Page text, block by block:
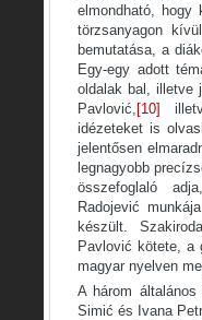
elmondható, hogy
törzsanyagon
bemutatása, a
Egy-egy adott
oldalak bal, illetve
Pavlović, [10]
idézeteket is
jelentősen
legnagyobb
összefoglaló
Radojević
készült.
Pavlović kötete, a
magyar nyelven
A három
Simić és Ivana